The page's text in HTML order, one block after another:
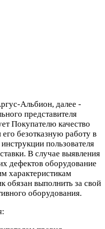
Альбион, далее -
представителя
Покупателю качество
безотказную работу в
пользователя
В случае выявления
дефектов оборудование
характеристикам
обязан выполнить за свой
оборудования.